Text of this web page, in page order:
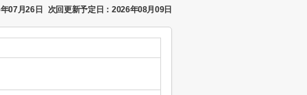
07月26日 次回更新予定日：2026年08月09日